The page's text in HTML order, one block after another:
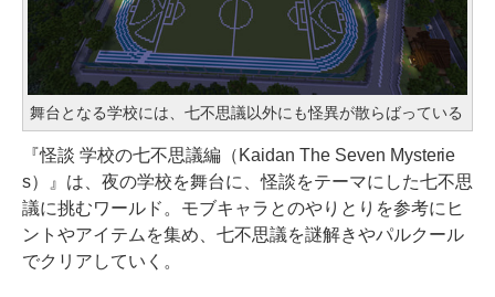
舞台となる学校には、七不思議以外にも怪異が散らばっている
『怪談 学校の七不思議編（Kaidan The Seven Mysterie
s）』は、夜の学校を舞台に、怪談をテーマにした七不思
議に挑むワールド。モブキャラとのやりとりを参考にヒ
ントやアイテムを集め、七不思議を謎解きやパルクール
でクリアしていく。